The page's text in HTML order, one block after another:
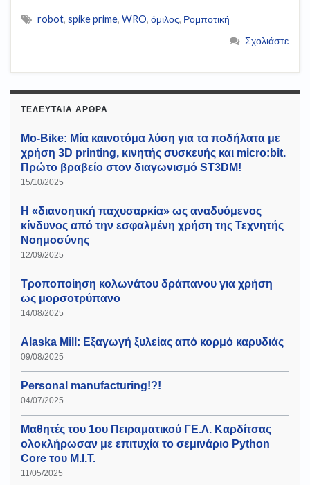
robot, spike prime, WRO, όμιλος, Ρομποτική
Σχολιάστε
ΤΕΛΕΥΤΑΊΑ ΆΡΘΡΑ
Mo-Bike: Μία καινοτόμα λύση για τα ποδήλατα με
χρήση 3D printing, κινητής συσκευής και micro:bit.
Πρώτο βραβείο στον διαγωνισμό ST3DM!
15/10/2025
Η «διανοητική παχυσαρκία» ως αναδυόμενος
κίνδυνος από την εσφαλμένη χρήση της Τεχνητής
Νοημοσύνης
12/09/2025
Τροποποίηση κολωνάτου δράπανου για χρήση
ως μορσοτρύπανο
14/08/2025
Alaska Mill: Εξαγωγή ξυλείας από κορμό καρυδιάς
09/08/2025
Personal manufacturing!?!
04/07/2025
Μαθητές του 1ου Πειραματικού ΓΕ.Λ. Καρδίτσας
ολοκλήρωσαν με επιτυχία το σεμινάριο Python
Core του Μ.Ι.Τ.
11/05/2025